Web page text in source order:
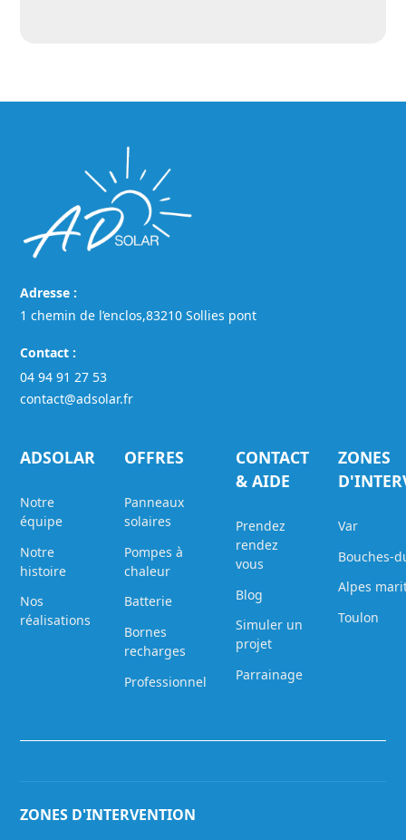
Adresse :
1 chemin de l’enclos,83210 Sollies pont
Contact :
04 94 91 27 53
contact@adsolar.fr
ADSOLAR
Notre
équipe
Notre
histoire
Nos
réalisations
OFFRES
Panneaux
solaires
Pompes à
chaleur
Batterie
Bornes
recharges
Professionnel
CONTACT
& AIDE
Prendez
rendez
vous
Blog
Simuler un
projet
Parrainage
ZONES
Var
Bouches-
Alpes
Toulon
ZONES D'INTERVENTION